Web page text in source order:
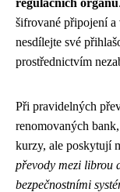
regulačních orgánů
šifrované připojení
nesdílejte své
prostřednictvím
Při pravidelných
renomovaných
kurzy, ale poskytují
převody mezi librou
bezpečnostními